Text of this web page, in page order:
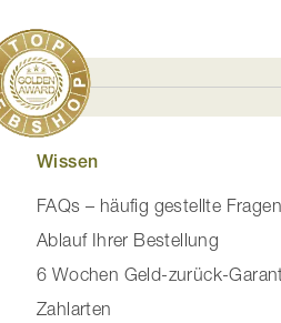
Wissen
FAQs – häufig gestellte Fragen
Ablauf Ihrer Bestellung
6 Wochen Geld-zurück-
Zahlarten